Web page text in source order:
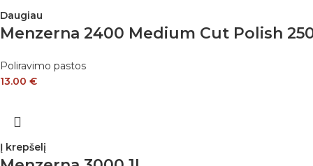
Daugiau
Menzerna 2400 Medium Cut Polish
Poliravimo pastos
13.00 €
Į krepšelį